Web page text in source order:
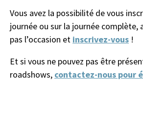
Vous avez la possibilité de vous
journée ou sur la journée complète,
pas l’occasion et inscrivez-vous !
Et si vous ne pouvez pas être
roadshows, contactez-nous pour